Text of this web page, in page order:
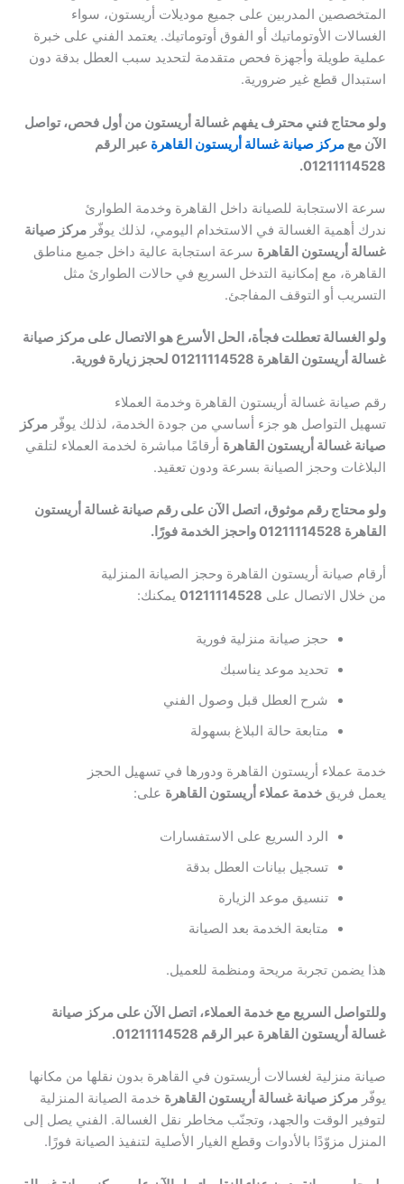
المتخصصين المدربين على جميع موديلات أريستون، سواء
الغسالات الأوتوماتيك أو الفوق أوتوماتيك. يعتمد الفني على خبرة
عملية طويلة وأجهزة فحص متقدمة لتحديد سبب العطل بدقة دون
استبدال قطع غير ضرورية.
ولو محتاج فني محترف يفهم غسالة أريستون من أول فحص، تواصل
الآن مع مركز صيانة غسالة أريستون القاهرة عبر الرقم
01211114528.
سرعة الاستجابة للصيانة داخل القاهرة وخدمة الطوارئ
ندرك أهمية الغسالة في الاستخدام اليومي، لذلك يوفّر مركز صيانة
غسالة أريستون القاهرة سرعة استجابة عالية داخل جميع مناطق
القاهرة، مع إمكانية التدخل السريع في حالات الطوارئ مثل
التسريب أو التوقف المفاجئ.
ولو الغسالة تعطلت فجأة، الحل الأسرع هو الاتصال على مركز صيانة
غسالة أريستون القاهرة 01211114528 لحجز زيارة فورية.
رقم صيانة غسالة أريستون القاهرة وخدمة العملاء
تسهيل التواصل هو جزء أساسي من جودة الخدمة، لذلك يوفّر مركز
صيانة غسالة أريستون القاهرة أرقامًا مباشرة لخدمة العملاء لتلقي
البلاغات وحجز الصيانة بسرعة ودون تعقيد.
ولو محتاج رقم موثوق، اتصل الآن على رقم صيانة غسالة أريستون
القاهرة 01211114528 واحجز الخدمة فورًا.
أرقام صيانة أريستون القاهرة وحجز الصيانة المنزلية
من خلال الاتصال على 01211114528 يمكنك:
حجز صيانة منزلية فورية
تحديد موعد يناسبك
شرح العطل قبل وصول الفني
متابعة حالة البلاغ بسهولة
خدمة عملاء أريستون القاهرة ودورها في تسهيل الحجز
يعمل فريق خدمة عملاء أريستون القاهرة على:
الرد السريع على الاستفسارات
تسجيل بيانات العطل بدقة
تنسيق موعد الزيارة
متابعة الخدمة بعد الصيانة
هذا يضمن تجربة مريحة ومنظمة للعميل.
وللتواصل السريع مع خدمة العملاء، اتصل الآن على مركز صيانة
غسالة أريستون القاهرة عبر الرقم 01211114528.
صيانة منزلية لغسالات أريستون في القاهرة بدون نقلها من مكانها
يوفّر مركز صيانة غسالة أريستون القاهرة خدمة الصيانة المنزلية
لتوفير الوقت والجهد، وتجنّب مخاطر نقل الغسالة. الفني يصل إلى
المنزل مزوّدًا بالأدوات وقطع الغيار الأصلية لتنفيذ الصيانة فورًا.